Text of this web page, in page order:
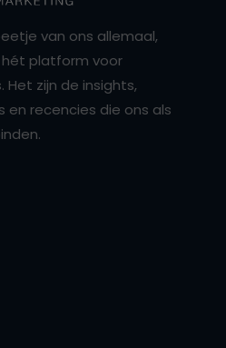
van ons allemaal,
hét platform voor
zijn de insights,
en recencies die ons als